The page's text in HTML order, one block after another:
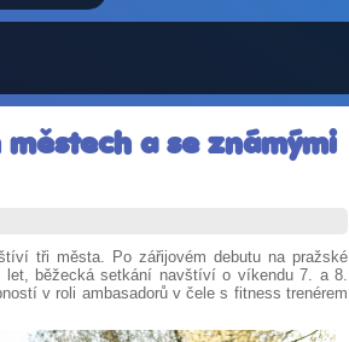
a se známými
tři města. Po zářijovém debutu na pražské
let, běžecká setkání navštíví o víkendu 7. a 8.
v roli ambasadorů v čele s fitness trenérem